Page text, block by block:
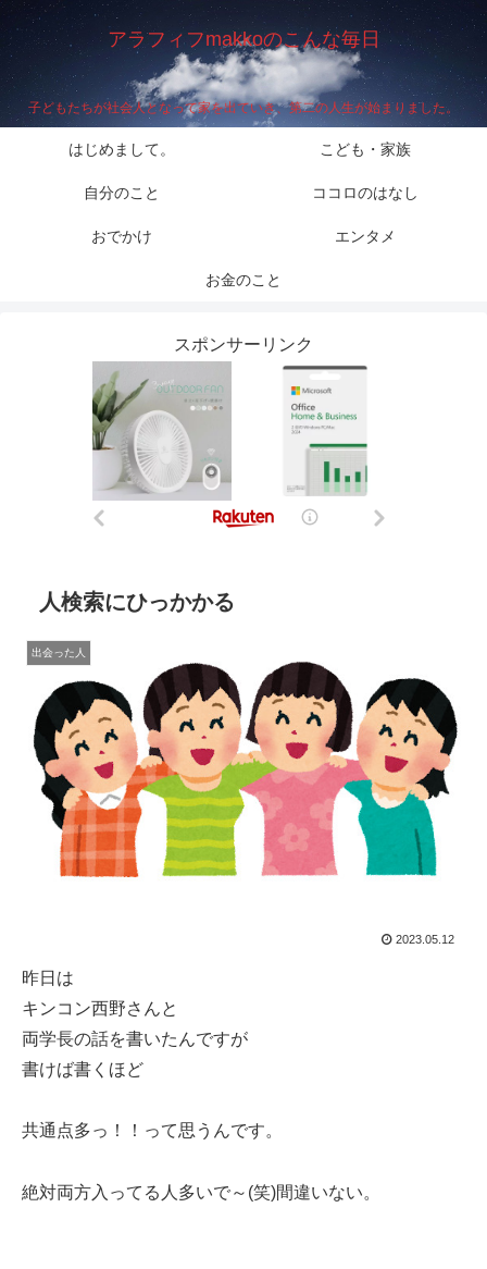
アラフィフmakkoのこんな毎日
子どもたちが社会人となって家を出ていき、第二の人生が始まりました。
はじめまして。 こども・家族
自分のこと ココロのはなし
おでかけ エンタメ
お金のこと
スポンサーリンク
人検索にひっかかる
出会った人
2023.05.12
昨日は
キンコン西野さんと
両学長の話を書いたんですが
書けば書くほど
共通点多っ！！って思うんです。
絶対両方入ってる人多いで～(笑)間違いない。